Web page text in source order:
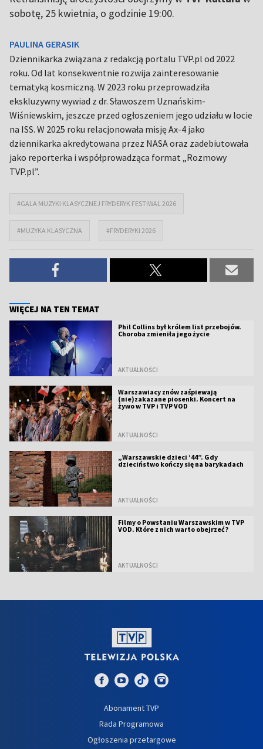
sobotę, 25 kwietnia, o godzinie 19:00.
PAULINA GERASIK
Dziennikarka związana z redakcją portalu TVP.pl od 2022
roku. Od lat konsekwentnie rozwija zainteresowanie
tematyką kosmiczną. W 2023 roku przeprowadziła
ekskluzywny wywiad z dr. Sławoszem Uznańskim-
Wiśniewskim, jeszcze przed ogłoszeniem jego udziału w locie
na ISS. W 2025 roku relacjonowała misję Ax-4 jako
dziennikarka akredytowana przez NASA oraz zadebiutowała
jako reporterka i współprowadząca format „Rozmowy
TVP.pl”.
#GALA MUZYKI KLASYCZNEJ FRYDERYK FESTIWAL 2026
#MUZYKA KLASYCZNA #FRYDERYKI 2026
WIĘCEJ NA TEN TEMAT
Phil Collins był królem list przebojów.
Choroba zmieniła jego życie
AKTUALNOŚCI
Warszawiacy znów zaśpiewają
(nie)zakazane piosenki. Koncert na
żywo w TVP i TVP VOD
AKTUALNOŚCI
„Warszawskie dzieci ‘44”. Gdy
dzieciństwo kończy się na barykadach
AKTUALNOŚCI
Filmy o Powstaniu Warszawskim w TVP
VOD. Które z nich warto obejrzeć?
AKTUALNOŚCI
Abonament TVP
Rada Programowa
Ogłoszenia przetargowe